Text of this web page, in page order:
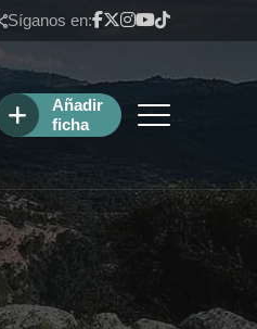
Síganos en:
Añadir
ficha